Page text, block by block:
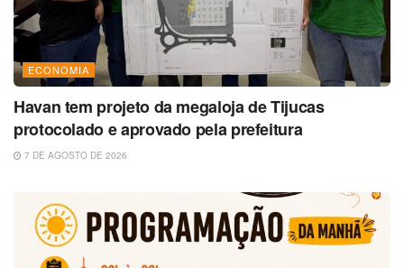
ECONOMIA
Havan tem projeto da megaloja de Tijucas
protocolado e aprovado pela prefeitura
7 DE AGOSTO DE 2026